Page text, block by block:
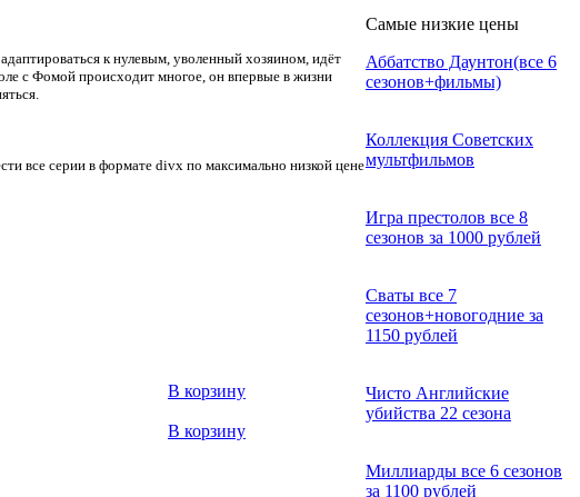
к нулевым, уволенный хозяином, идёт
с Фомой происходит многое, он впервые в жизни
все серии в формате divx по максимально низкой цене
В корзину
В корзину
Самые низкие цены
Аббатство Даунтон(все 6
сезонов+фильмы)
Коллекция Советских
мультфильмов
Игра престолов все 8
сезонов за 1000 рублей
Сваты все 7
сезонов+новогодние за
1150 рублей
Чисто Английские
убийства 22 сезона
Миллиарды все 6 сезонов
за 1100 рублей